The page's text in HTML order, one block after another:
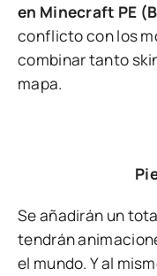
en Minecraft PE
conflicto con los
combinar tanto
mapa.
Se añadirán un
tendrán
el mundo. Y al